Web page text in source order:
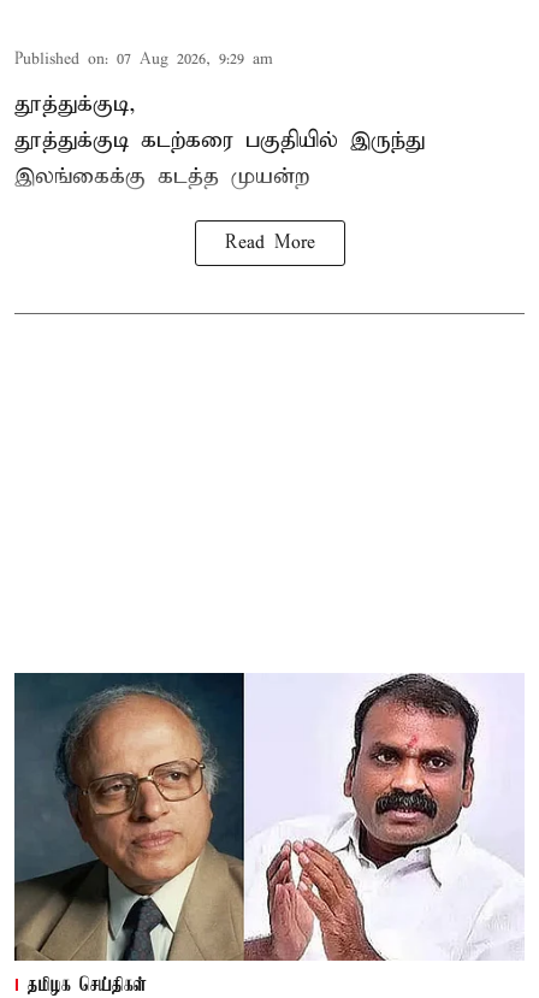
Published on: 07 Aug 2026, 9:29 am
தூத்துக்குடி,
தூத்துக்குடி கடற்கரை பகுதியில் இருந்து
இலங்கைக்கு கடத்த முயன்ற
Read More
தமிழக செய்திகள்